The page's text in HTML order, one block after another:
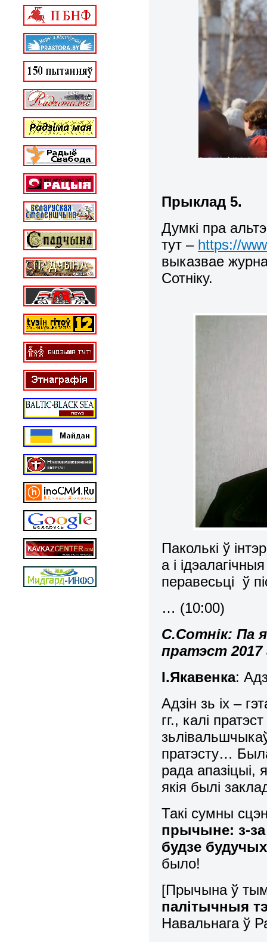
Прыклад 5.
Думкі пра
тут – https://
выказвае
Сотніку.
Паколькі ў
а і
перавесьці ў
… (10:00)
С.Сотнік: Па
пратэст 2017
І.Якавенка:
Адзін зь іх –
гг., калі
пратэсту…
рада апазіцыі,
якія былі
Такі сумны
прычыне: з-за
будзе
было!
[Прычына ў
палітычныя
Навальнага ў